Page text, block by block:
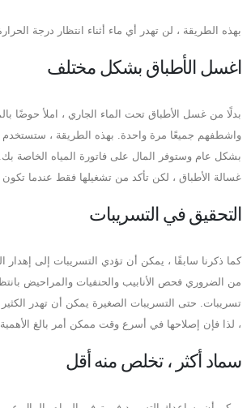
بهذه الطريقة ، لن تهدر أي ماء أثناء انتظار درجة
اغسل الأطباق بشكل مختلف
بدلًا من غسل الأطباق تحت الماء الجاري ، املأ حوضًا
واشطفهم جميعًا مرة واحدة. بهذه الطريقة ، ستستخدم
بشكل عام وستوفر المال على فاتورة المياه الخاصة
غسالة الأطباق ، لكن تأكد من تشغيلها فقط عندما تكون
التحقيق في التسريبات
كما ذكرنا سابقًا ، يمكن أن تؤدي التسريبات إلى إهدار
من الضروري فحص الأنابيب والحنفيات والمراحيض
تسريبات. حتى التسريبات الصغيرة يمكن أن تهدر
، لذا فإن إصلاحها في أسرع وقت ممكن أمر بالغ الأهمية.
سماد أكثر ، تخلص منه أقل